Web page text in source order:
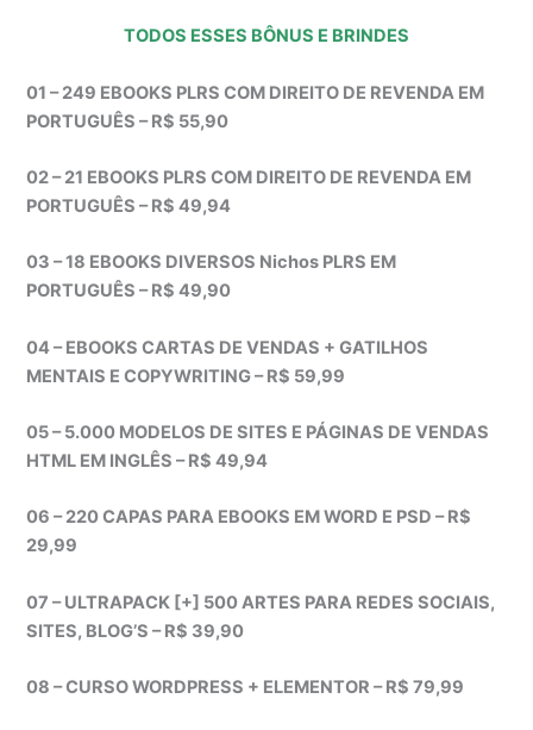
TODOS ESSES BÔNUS E BRINDES
01 – 249 EBOOKS PLRS COM DIREITO DE REVENDA EM
PORTUGUÊS – R$ 55,90
02 – 21 EBOOKS PLRS COM DIREITO DE REVENDA EM
PORTUGUÊS – R$ 49,94
03 – 18 EBOOKS DIVERSOS Nichos PLRS EM
PORTUGUÊS – R$ 49,90
04 – EBOOKS CARTAS DE VENDAS + GATILHOS
MENTAIS E COPYWRITING – R$ 59,99
05 – 5.000 MODELOS DE SITES E PÁGINAS DE VENDAS
HTML EM INGLÊS – R$ 49,94
06 – 220 CAPAS PARA EBOOKS EM WORD E PSD – R$
29,99
07 – ULTRAPACK [+] 500 ARTES PARA REDES SOCIAIS,
SITES, BLOG’S – R$ 39,90
08 – CURSO WORDPRESS + ELEMENTOR – R$ 79,99